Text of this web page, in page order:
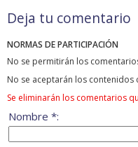
Deja tu comentario
NORMAS DE PARTICIPACIÓN
No se permitirán los
No se aceptarán los
Se eliminarán los comentarios
Nombre *: